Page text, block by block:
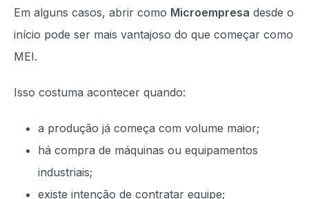
Em alguns casos, abrir como Microempresa desde o
início pode ser mais vantajoso do que começar como
MEI.
Isso costuma acontecer quando:
a produção já começa com volume maior;
há compra de máquinas ou equipamentos
industriais;
existe intenção de contratar equipe;